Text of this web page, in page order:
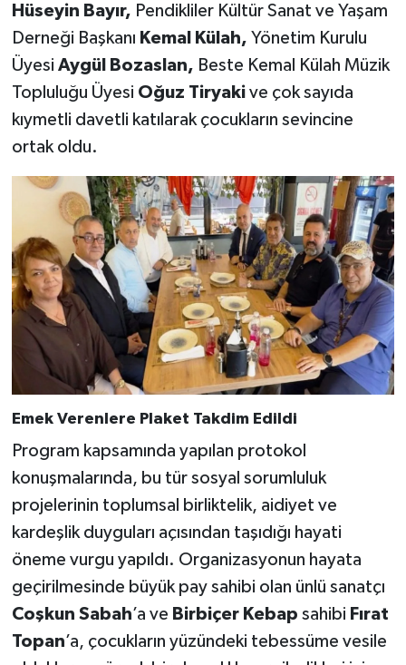
Hüseyin Bayır, Pendikliler Kültür Sanat ve Yaşam
Derneği Başkanı Kemal Külah, Yönetim Kurulu
Üyesi Aygül Bozaslan, Beste Kemal Külah Müzik
Topluluğu Üyesi Oğuz Tiryakive çok sayıda
kıymetli davetli katılarak çocukların sevincine
ortak oldu.
Emek Verenlere Plaket Takdim Edildi
Program kapsamında yapılan protokol
konuşmalarında, bu tür sosyal sorumluluk
projelerinin toplumsal birliktelik, aidiyet ve
kardeşlik duyguları açısından taşıdığı hayati
öneme vurgu yapıldı. Organizasyonun hayata
geçirilmesinde büyük pay sahibi olan ünlü sanatçı
Coşkun Sabah’a ve Birbiçer Kebap sahibi Fırat
Topan’a, çocukların yüzündeki tebessüme vesile